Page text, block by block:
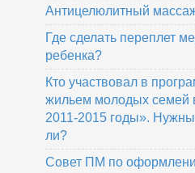
Антицелюлитный
Где сделать переплет
ребенка?
Кто участвовал в
жильем молодых семей
2011-2015 годы».
ли?
Совет ПМ по